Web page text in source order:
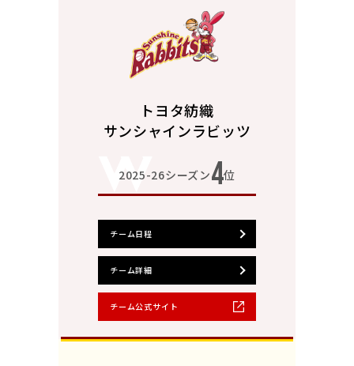
トヨタ紡織
サンシャインラビッツ
2025-26シーズン4位
チーム日程
チーム詳細
チーム公式サイト